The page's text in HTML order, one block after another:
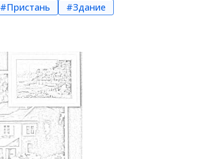
#Пристань
#Здание